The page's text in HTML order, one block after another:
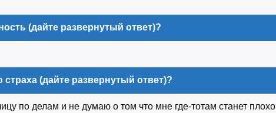
(дайте развернутый ответ)?
(дайте развернутый ответ)?
по делам и не думаю о том что мне где-тотам станет плохо